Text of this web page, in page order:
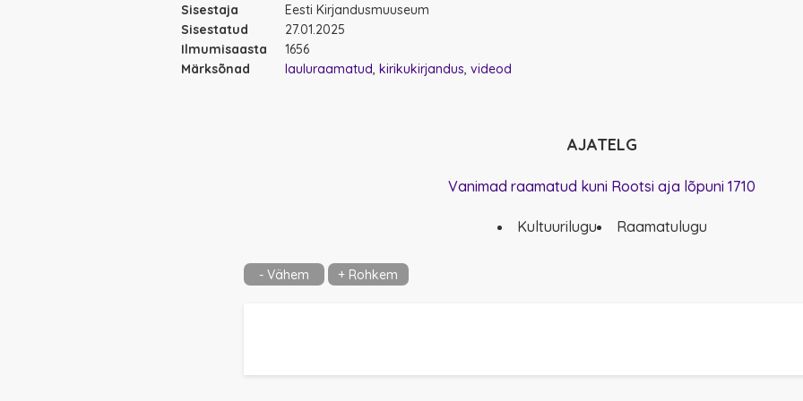
Loe ka: Keel
võisid 1656.
Sisestaja
Eesti Kirjandusmuuseum
Sisestatud
27.01.2025
Ilmumisaasta
1656
Märksõnad
lauluraamatud kirikukirjandus videod
AJATELG
Vanimad raamatud kuni Rootsi aja lõpuni 1710
Kultuurilugu Raamatulugu
- Vähem + Rohkem